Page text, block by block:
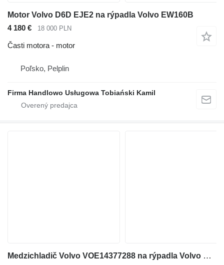
Motor Volvo D6D EJE2 na rýpadla Volvo EW160B
4 180 €
18 000 PLN
Časti motora - motor
Poľsko, Pelplin
Firma Handlowo Usługowa Tobiański Kamil
Medzichladič Volvo VOE14377288 na rýpadla Volvo EW160B